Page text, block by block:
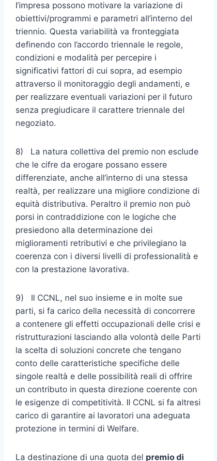
I’impresa possono motivare la variazione di
obiettivi/programmi e parametri all’interno del
triennio. Questa variabilità va fronteggiata
definendo con l’accordo triennale le regole,
condizioni e modalità per percepire i
significativi fattori di cui sopra, ad esempio
attraver­so il monitoraggio degli andamenti, e
per realizzare eventuali varia­zioni per il futuro
senza pregiudicare il carattere triennale del
nego­ziato.
8) La natura collettiva del premio non esclude
che le cifre da erogare possano essere
differenziate, anche all’interno di una stessa
realtà, per realizzare una migliore condizione di
equità distributiva. Peraltro il premio non può
porsi in contraddizione con le logiche che
presiedono alla determinazione dei
miglioramenti retributivi e che privilegiano la
coerenza con i diversi livelli di professionalità e
con la prestazione lavorativa.
9) II CCNL, nel suo insieme e in molte sue
parti, si fa carico della necessità di concorrere
a contenere gli effetti occupazionali delle crisi e
ristrutturazioni lasciando alla volontà delle Parti
la scelta di solu­zioni concrete che tengano
conto delle caratteristiche specifiche delle
singole realtà e delle possibilità reali di offrire
un contributo in questa direzione coerente con
le esigenze di competitività. II CCNL si fa altresi
carico di garantire ai lavoratori una adeguata
protezione in termini di Welfare.
La destinazione di una quota del premio di